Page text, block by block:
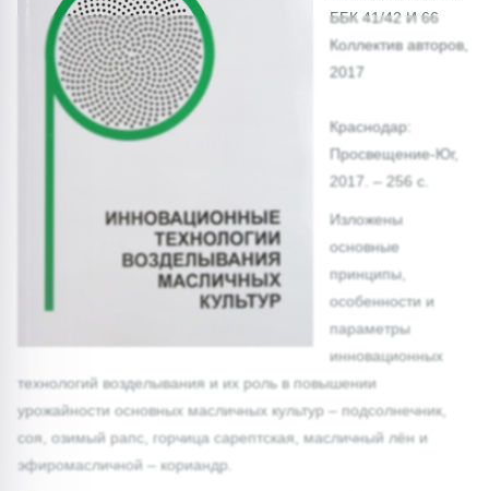
ББК 41/42 И 66
Коллектив авторов,
2017
Краснодар:
Просвещение-Юг,
2017. – 256 с.
Изложены
основные
принципы,
особенности и
параметры
инновационных
технологий возделывания и их роль в повышении
урожайности основных масличных культур – подсолнечник,
соя, озимый рапс, горчица сарептская, масличный лён и
эфиромасличной – кориандр.